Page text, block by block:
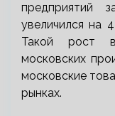
предприятий
увеличился на
Такой рост
московских
московские
рынках.